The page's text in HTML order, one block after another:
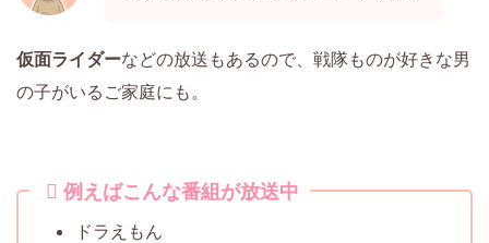
仮面ライダーなどの放送もあるので、戦隊ものが好きな男
の子がいるご家庭にも。
例えばこんな番組が放送中
ドラえもん